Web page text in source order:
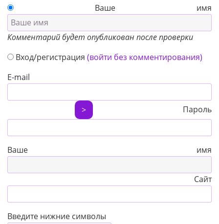
Ваше имя
Комментарий будет опубликован после проверки
Вход/регистрация (войти без комментирования)
E-mail
> Пароль
Ваше имя
Сайт
Введите нижние символы